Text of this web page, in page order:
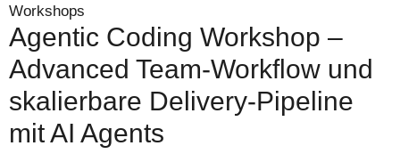
Workshops
Agentic Coding Workshop –
Advanced Team-Workflow und
skalierbare Delivery-Pipeline
mit AI Agents